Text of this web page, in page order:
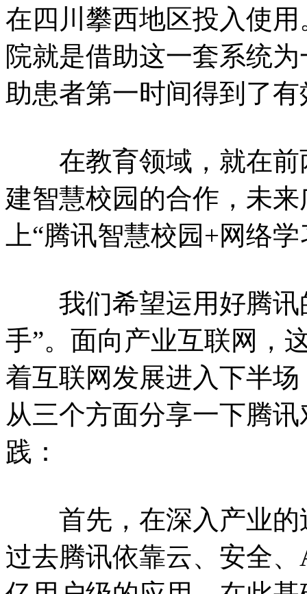
在四川攀西地区投入使
院就是借助这一套系统
助患者第一时间得到了
在教育领域，就在前
建智慧校园的合作，未
上“腾讯智慧校园+网络
我们希望运用好腾讯
手”。面向产业互联网，
着互联网发展进入下半
从三个方面分享一下腾
践：
首先，在深入产业的
过去腾讯依靠云、安全